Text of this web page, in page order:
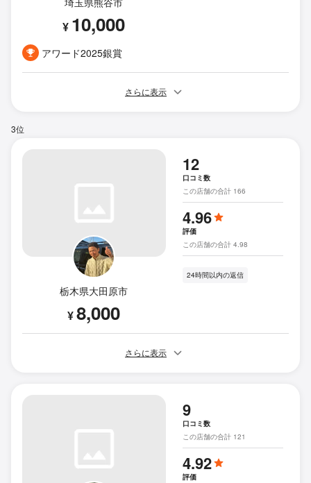
¥ 10,000
アワード2025銀賞
さらに表示
3位
栃木県大田原市
¥8,000
12
口コミ数
この店舗の合計 166
4.96
評価
この店舗の合計 4.98
24時間以内の返信
さらに表示
9
口コミ数
この店舗の合計 121
4.92
評価